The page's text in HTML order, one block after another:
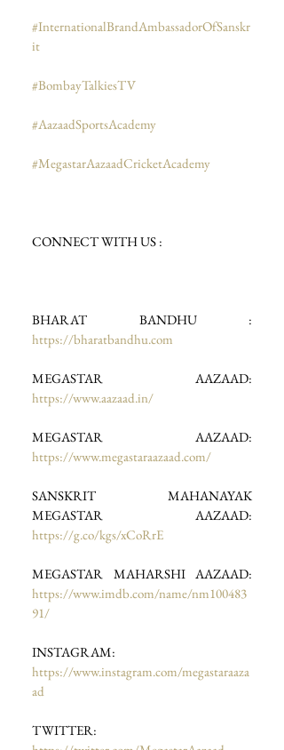
#InternationalBrandAmbassadorOfSanskr
it
#BombayTalkiesTV
#AazaadSportsAcademy
#MegastarAazaadCricketAcademy
CONNECT WITH US :
https://bharatbandhu.com
https://www.aazaad.in/
https://www.megastaraazaad.com/
SANSKRIT MAHANAYAK
https://g.co/kgs/xCoRrE
https://www.imdb.com/name/nm100483
91/
https://www.instagram.com/megastaraaza
ad